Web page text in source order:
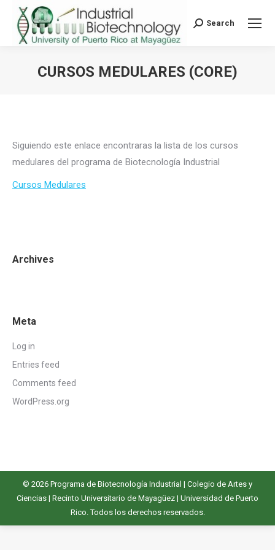
Search:
Search
CURSOS MEDULARES (CORE)
Siguiendo este enlace encontraras la lista de los cursos
medulares del programa de Biotecnología Industrial
Cursos Medulares
Archives
Meta
Log in
Entries feed
Comments feed
WordPress.org
© 2026 Programa de Biotecnología Industrial | Colegio de Artes y
Ciencias | Recinto Universitario de Mayagüez | Universidad de Puerto
Rico. Todos los derechos reservados.